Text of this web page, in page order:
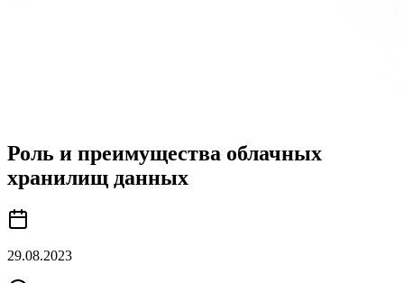
Роль и преимущества облачных
хранилищ данных
29.08.2023